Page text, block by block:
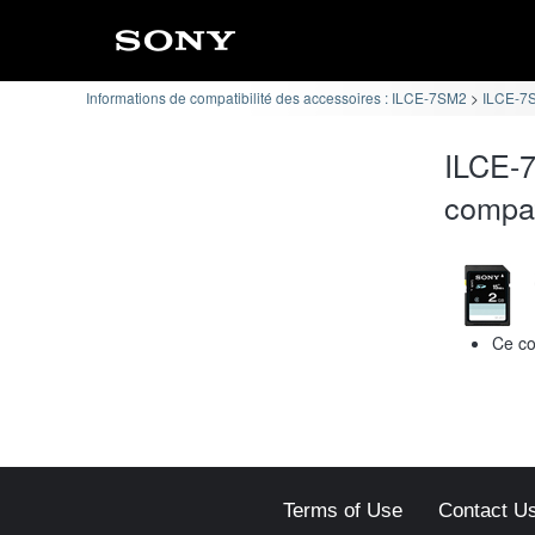
Informations de compatibilité des accessoires : ILCE-7SM2 ILCE-
ILCE-
Ce
Terms of Use Contact